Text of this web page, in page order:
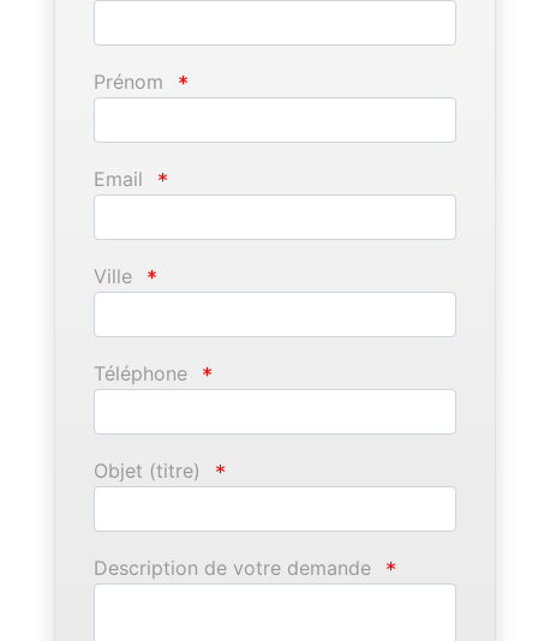
Prénom *
Email *
Ville *
Téléphone *
Objet (titre) *
Description de votre demande *